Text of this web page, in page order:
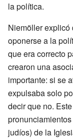
la política.
Niemöller explicó
oponerse a la
que era correcto
crearon una
importante: si se
expulsaba solo
decir que no.
judíos) de la